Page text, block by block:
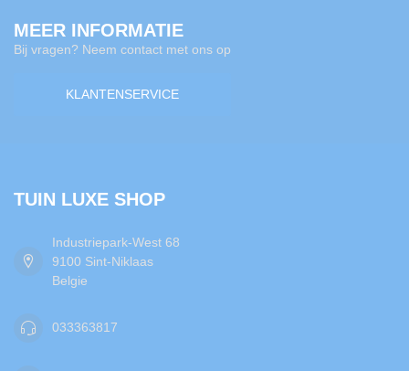
MEER INFORMATIE
Bij vragen? Neem contact met ons op
KLANTENSERVICE
TUIN LUXE SHOP
Industriepark-West 68
9100 Sint-Niklaas
Belgie
033363817